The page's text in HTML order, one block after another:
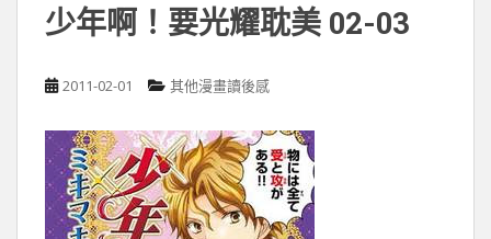
少年啊！要光耀耽美 02-03
2011-02-01 其他漫畫讀後感